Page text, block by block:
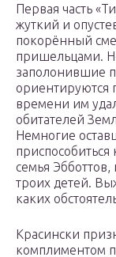
Первая часть
жуткий и
покорённый
пришельцами.
заполонившие
ориентируются
времени им
обитателей
Немногие
семья
троих детей.
каких
Красински
комплиментом